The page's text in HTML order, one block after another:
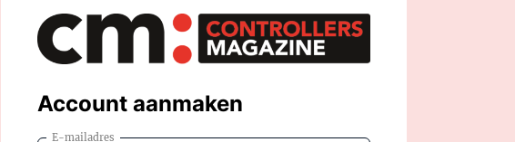
Account aanmaken
E-mailadres